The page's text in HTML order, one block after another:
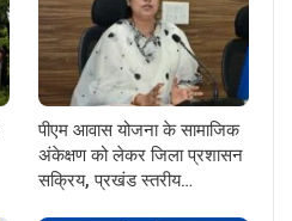
पीएम आवास योजना के सामाजिक
अंकेक्षण को लेकर जिला प्रशासन
सक्रिय, प्रखंड स्तरीय…